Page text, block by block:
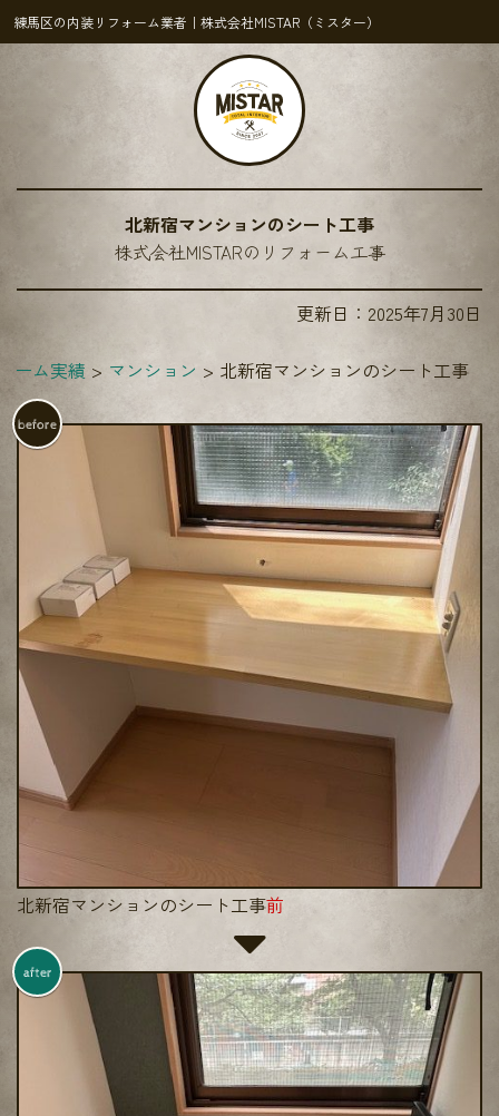
練馬区の内装リフォーム業者｜株式会社MISTAR（ミスター）
北新宿マンションのシート工事
株式会社MISTARのリフォーム工事
更新日： 2025年7月30日
ーム実績 マンション 北新宿マンションのシート工事
before
北新宿マンションのシート工事前
after